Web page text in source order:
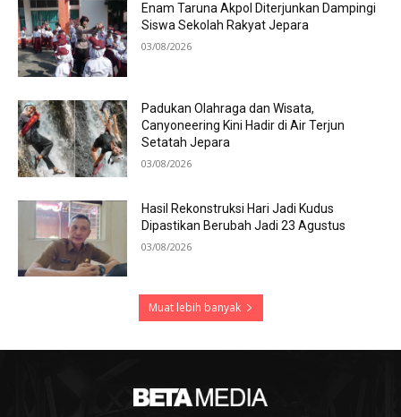
Enam Taruna Akpol Diterjunkan Dampingi
Siswa Sekolah Rakyat Jepara
03/08/2026
Padukan Olahraga dan Wisata,
Canyoneering Kini Hadir di Air Terjun
Setatah Jepara
03/08/2026
Hasil Rekonstruksi Hari Jadi Kudus
Dipastikan Berubah Jadi 23 Agustus
03/08/2026
Muat lebih banyak